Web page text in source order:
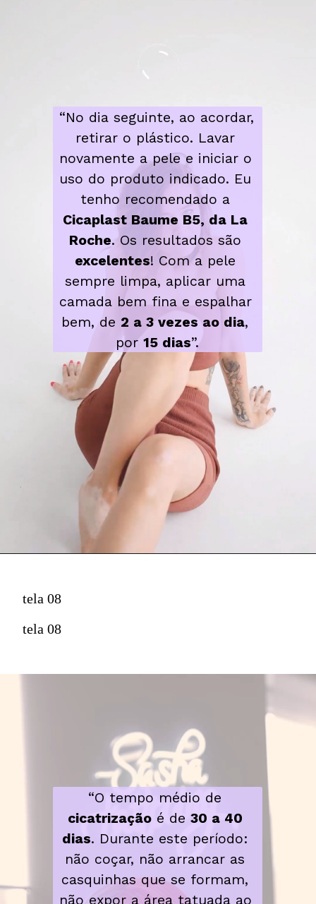
“No dia seguinte, ao acordar,
retirar o plástico. Lavar
novamente a pele e iniciar o
uso do produto indicado. Eu
tenho recomendado a
Cicaplast Baume B5, da La
Roche
excelentes! Com a pele
sempre limpa, aplicar uma
camada bem fina e espalhar
bem, de 2 a 3 vezes ao dia,
por 15 dias”.
tela 08
tela 08
cicatrização é de 30 a 40
dias. Durante este período:
não coçar, não arrancar as
casquinhas que se formam,
não expor a área tatuada ao